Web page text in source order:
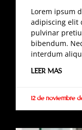
Lorem ipsum
adipiscing elit
pulvinar
bibendum.
interdum
LEER MAS
12 de noviembre